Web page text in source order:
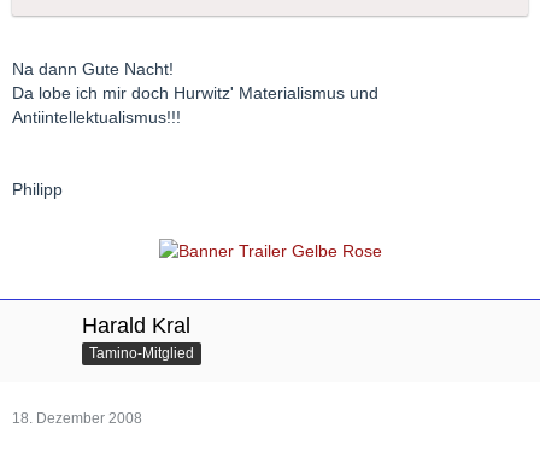
Na dann Gute Nacht!
Da lobe ich mir doch Hurwitz' Materialismus und
Antiintellektualismus!!!
Philipp
Harald Kral
Tamino-Mitglied
18. Dezember 2008